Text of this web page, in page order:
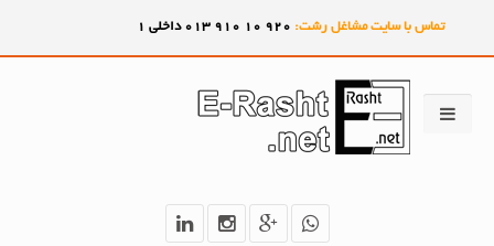
تماس با سایت مشاغل رشت: 920
10
910 013 داخلی 1